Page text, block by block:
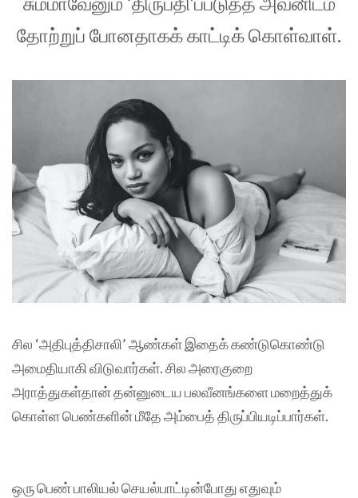
தோற்றுப் போனதாகக் காட்டிக் கொள்வாள்.
சில ‘அதிபுத்திசாலி’ ஆண்கள் இதைக் கண்டுகொண்டு
அமைதியாகி விடுவார்கள். சில அரைகுறை
அராத்துகள்தான் தன்னுடைய பலவீனங்களை மறைத்துக்
கொள்ள பெண்களின் மீதே அம்பைத் திருப்பியடிப்பார்கள்.
ஒரு பெண் பாலியல் செயல்பாட்டின்போது எதுவும்